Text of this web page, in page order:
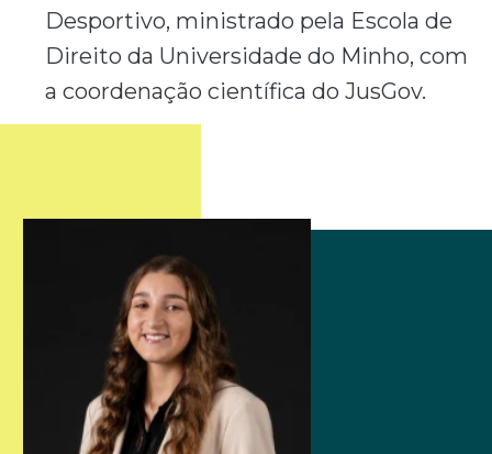
Desportivo, ministrado pela Escola de
Direito da Universidade do Minho, com
a coordenação científica do JusGov.